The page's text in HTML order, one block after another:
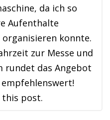
da ich so
Aufenthalte
konnte.
zur Messe und
rundet das Angebot
post.